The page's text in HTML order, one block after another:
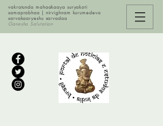
vakratunda mahaakaaya suryakoti
samaprabhaa | nirvighnam kurumedeva
sarvakaaryeshu sarvadaa
Ganesha Salutation